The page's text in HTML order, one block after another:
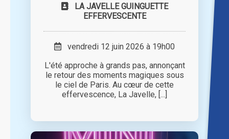
LA JAVELLE GUINGUETTE
EFFERVESCENTE
vendredi 12 juin 2026 à 19h00
L'été approche à grands pas, annonçant
le retour des moments magiques sous
le ciel de Paris. Au cœur de cette
effervescence, La Javelle, [...]